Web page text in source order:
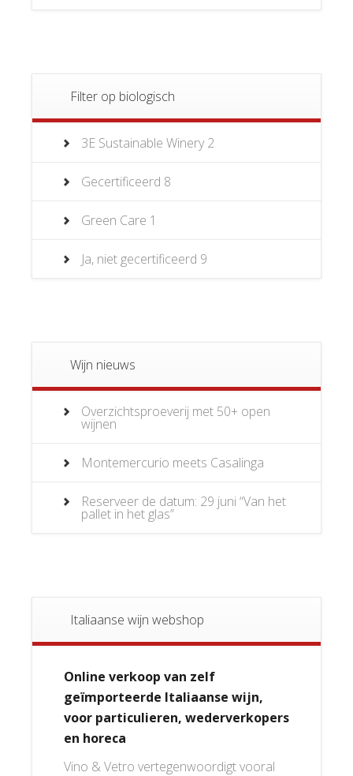
Filter op biologisch
3E Sustainable Winery 2
Gecertificeerd 8
Green Care 1
Ja, niet gecertificeerd 9
Wijn nieuws
Overzichtsproeverij met 50+ open
wijnen
Montemercurio meets Casalinga
Reserveer de datum: 29 juni “Van het
pallet in het glas”
Italiaanse wijn webshop
Online verkoop van zelf
geïmporteerde Italiaanse wijn,
voor particulieren, wederverkopers
en horeca
Vino & Vetro vertegenwoordigt vooral